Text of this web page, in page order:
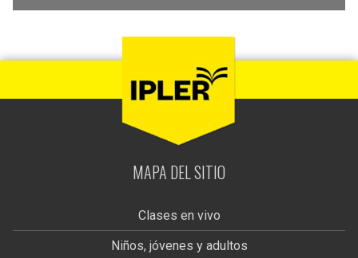
MAPA DEL SITIO
Clases en vivo
Niños, jóvenes y adultos